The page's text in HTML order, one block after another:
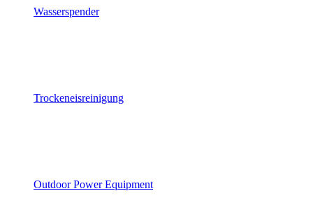
Wasserspender
Trockeneisreinigung
Outdoor Power Equipment